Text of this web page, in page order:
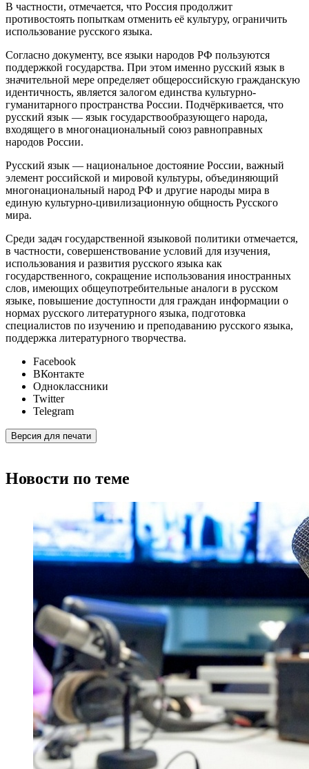
В частности, отмечается, что Россия продолжит
противостоять попыткам отменить её культуру, ограничить
использование русского языка.
Согласно документу, все языки народов РФ пользуются
поддержкой государства. При этом именно русский язык в
значительной мере определяет общероссийскую гражданскую
идентичность, является залогом единства культурно-
гуманитарного пространства России. Подчёркивается, что
русский язык — язык государствообразующего народа,
входящего в многонациональный союз равноправных
народов России.
Русский язык — национальное достояние России, важный
элемент российской и мировой культуры, объединяющий
многонациональный народ РФ и другие народы мира в
единую культурно-цивилизационную общность Русского
мира.
Среди задач государственной языковой политики отмечается,
в частности, совершенствование условий для изучения,
использования и развития русского языка как
государственного, сокращение использования иностранных
слов, имеющих общеупотребительные аналоги в русском
языке, повышение доступности для граждан информации о
нормах русского литературного языка, подготовка
специалистов по изучению и преподаванию русского языка,
поддержка литературного творчества.
Facebook
ВКонтакте
Одноклассники
Twitter
Telegram
Версия для печати
Новости по теме